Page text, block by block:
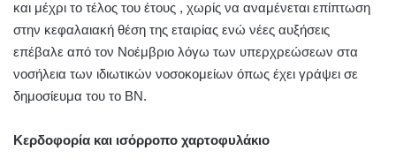
και μέχρι το τέλος του έτους , χωρίς να αναμένεται επίπτωση
στην κεφαλαιακή θέση της εταιρίας ενώ νέες αυξήσεις
επέβαλε από τον Νοέμβριο λόγω των υπερχρεώσεων στα
νοσήλεια των ιδιωτικών νοσοκομείων όπως έχει γράψει σε
δημοσίευμα του το ΒΝ.
Κερδοφορία και ισόρροπο χαρτοφυλάκιο